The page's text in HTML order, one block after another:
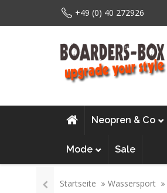
+49 (0) 40 272926
Neopren & Co
Mode Sale
Startseite Wassersport